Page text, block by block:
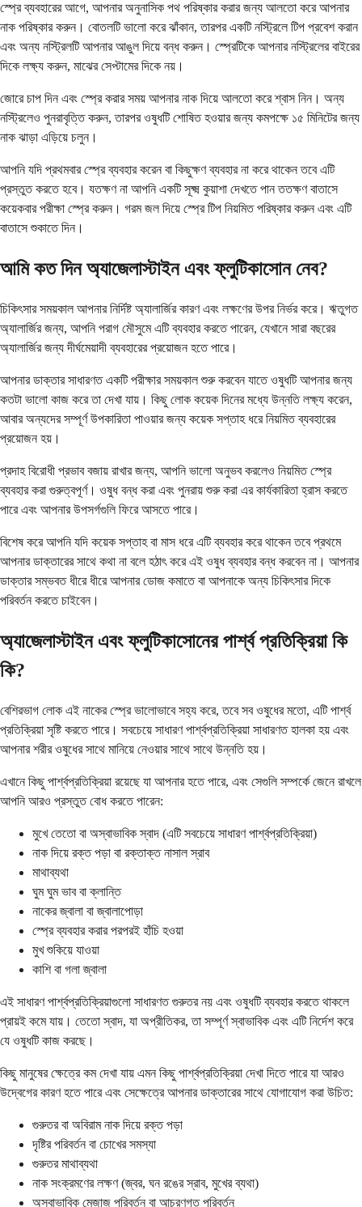
স্প্রে ব্যবহারের আগে, আপনার অনুনাসিক পথ পরিষ্কার করার জন্য আলতো করে আপনার
নাক পরিষ্কার করুন। বোতলটি ভালো করে ঝাঁকান, তারপর একটি নস্ট্রিলে টিপ প্রবেশ করান
এবং অন্য নস্ট্রিলটি আপনার আঙুল দিয়ে বন্ধ করুন। স্প্রেটিকে আপনার নস্ট্রিলের বাইরের
দিকে লক্ষ্য করুন, মাঝের সেপ্টামের দিকে নয়।
জোরে চাপ দিন এবং স্প্রে করার সময় আপনার নাক দিয়ে আলতো করে শ্বাস নিন। অন্য
নস্ট্রিলেও পুনরাবৃত্তি করুন, তারপর ওষুধটি শোষিত হওয়ার জন্য কমপক্ষে ১৫ মিনিটের জন্য
নাক ঝাড়া এড়িয়ে চলুন।
আপনি যদি প্রথমবার স্প্রে ব্যবহার করেন বা কিছুক্ষণ ব্যবহার না করে থাকেন তবে এটি
প্রস্তুত করতে হবে। যতক্ষণ না আপনি একটি সূক্ষ্ম কুয়াশা দেখতে পান ততক্ষণ বাতাসে
কয়েকবার পরীক্ষা স্প্রে করুন। গরম জল দিয়ে স্প্রে টিপ নিয়মিত পরিষ্কার করুন এবং এটি
বাতাসে শুকাতে দিন।
আমি কত দিন অ্যাজেলাস্টাইন এবং ফ্লুটিকাসোন নেব?
চিকিৎসার সময়কাল আপনার নির্দিষ্ট অ্যালার্জির কারণ এবং লক্ষণের উপর নির্ভর করে। ঋতুগত
অ্যালার্জির জন্য, আপনি পরাগ মৌসুমে এটি ব্যবহার করতে পারেন, যেখানে সারা বছরের
অ্যালার্জির জন্য দীর্ঘমেয়াদী ব্যবহারের প্রয়োজন হতে পারে।
আপনার ডাক্তার সাধারণত একটি পরীক্ষার সময়কাল শুরু করবেন যাতে ওষুধটি আপনার জন্য
কতটা ভালো কাজ করে তা দেখা যায়। কিছু লোক কয়েক দিনের মধ্যে উন্নতি লক্ষ্য করেন,
আবার অন্যদের সম্পূর্ণ উপকারিতা পাওয়ার জন্য কয়েক সপ্তাহ ধরে নিয়মিত ব্যবহারের
প্রয়োজন হয়।
প্রদাহ বিরোধী প্রভাব বজায় রাখার জন্য, আপনি ভালো অনুভব করলেও নিয়মিত স্প্রে
ব্যবহার করা গুরুত্বপূর্ণ। ওষুধ বন্ধ করা এবং পুনরায় শুরু করা এর কার্যকারিতা হ্রাস করতে
পারে এবং আপনার উপসর্গগুলি ফিরে আসতে পারে।
বিশেষ করে আপনি যদি কয়েক সপ্তাহ বা মাস ধরে এটি ব্যবহার করে থাকেন তবে প্রথমে
আপনার ডাক্তারের সাথে কথা না বলে হঠাৎ করে এই ওষুধ ব্যবহার বন্ধ করবেন না। আপনার
ডাক্তার সম্ভবত ধীরে ধীরে আপনার ডোজ কমাতে বা আপনাকে অন্য চিকিৎসার দিকে
পরিবর্তন করতে চাইবেন।
অ্যাজেলাস্টাইন এবং ফ্লুটিকাসোনের পার্শ্ব প্রতিক্রিয়া কি
কি?
বেশিরভাগ লোক এই নাকের স্প্রে ভালোভাবে সহ্য করে, তবে সব ওষুধের মতো, এটি পার্শ্ব
প্রতিক্রিয়া সৃষ্টি করতে পারে। সবচেয়ে সাধারণ পার্শ্বপ্রতিক্রিয়া সাধারণত হালকা হয় এবং
আপনার শরীর ওষুধের সাথে মানিয়ে নেওয়ার সাথে সাথে উন্নতি হয়।
এখানে কিছু পার্শ্বপ্রতিক্রিয়া রয়েছে যা আপনার হতে পারে, এবং সেগুলি সম্পর্কে জেনে রাখলে
আপনি আরও প্রস্তুত বোধ করতে পারেন:
মুখে তেতো বা অস্বাভাবিক স্বাদ (এটি সবচেয়ে সাধারণ পার্শ্বপ্রতিক্রিয়া)
নাক দিয়ে রক্ত পড়া বা রক্তাক্ত নাসাল স্রাব
মাথাব্যথা
ঘুম ঘুম ভাব বা ক্লান্তি
নাকের জ্বালা বা জ্বালাপোড়া
স্প্রে ব্যবহার করার পরপরই হাঁচি হওয়া
মুখ শুকিয়ে যাওয়া
কাশি বা গলা জ্বালা
এই সাধারণ পার্শ্বপ্রতিক্রিয়াগুলো সাধারণত গুরুতর নয় এবং ওষুধটি ব্যবহার করতে থাকলে
প্রায়ই কমে যায়। তেতো স্বাদ, যা অপ্রীতিকর, তা সম্পূর্ণ স্বাভাবিক এবং এটি নির্দেশ করে
যে ওষুধটি কাজ করছে।
কিছু মানুষের ক্ষেত্রে কম দেখা যায় এমন কিছু পার্শ্বপ্রতিক্রিয়া দেখা দিতে পারে যা আরও
উদ্বেগের কারণ হতে পারে এবং সেক্ষেত্রে আপনার ডাক্তারের সাথে যোগাযোগ করা উচিত:
গুরুতর বা অবিরাম নাক দিয়ে রক্ত পড়া
দৃষ্টির পরিবর্তন বা চোখের সমস্যা
গুরুতর মাথাব্যথা
নাক সংক্রমণের লক্ষণ (জ্বর, ঘন রঙের স্রাব, মুখের ব্যথা)
অস্বাভাবিক মেজাজ পরিবর্তন বা আচরণগত পরিবর্তন